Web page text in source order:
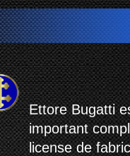
Ettore Bugatti
important
license de